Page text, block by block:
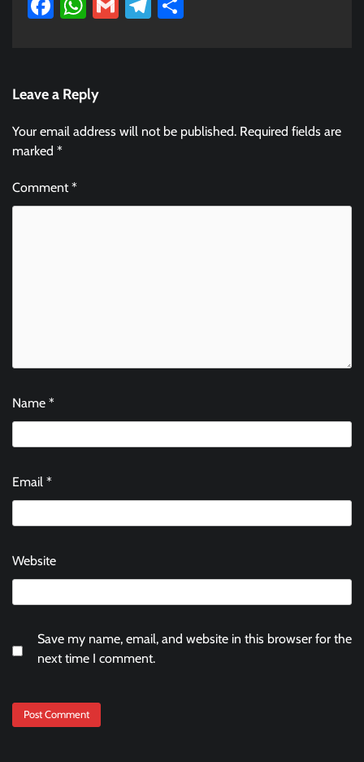
Leave a Reply
Your email address will not be published. Required fields are
marked *
Comment*
Name *
Email *
Website
Save my name, email, and website in this browser for the
next time I comment.